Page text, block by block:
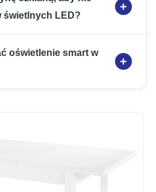
świetlnych LED?
oświetlenie smart w